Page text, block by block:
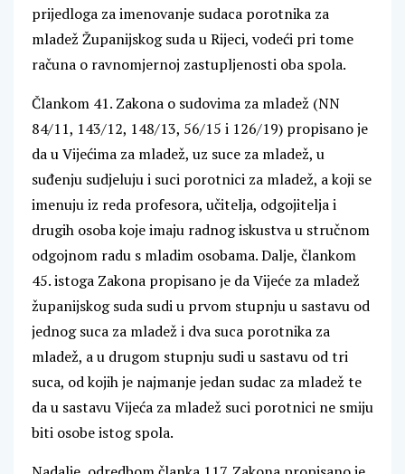
prijedloga za imenovanje sudaca porotnika za
mladež Županijskog suda u Rijeci, vodeći pri tome
računa o ravnomjernoj zastupljenosti oba spola.
Člankom 41. Zakona o sudovima za mladež (NN
84/11, 143/12, 148/13, 56/15 i 126/19) propisano je
da u Vijećima za mladež, uz suce za mladež, u
suđenju sudjeluju i suci porotnici za mladež, a koji se
imenuju iz reda profesora, učitelja, odgojitelja i
drugih osoba koje imaju radnog iskustva u stručnom
odgojnom radu s mladim osobama. Dalje, člankom
45. istoga Zakona propisano je da Vijeće za mladež
županijskog suda sudi u prvom stupnju u sastavu od
jednog suca za mladež i dva suca porotnika za
mladež, a u drugom stupnju sudi u sastavu od tri
suca, od kojih je najmanje jedan sudac za mladež te
da u sastavu Vijeća za mladež suci porotnici ne smiju
biti osobe istog spola.